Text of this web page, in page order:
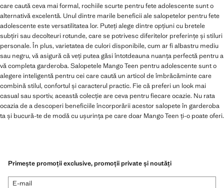
care caută ceva mai formal, rochiile scurte pentru fete adolescente sunt o
alternativă excelentă. Unul dintre marile beneficii ale salopetelor pentru fete
adolescente este versatilitatea lor. Puteți alege dintre opțiuni cu bretele
subțiri sau decolteuri rotunde, care se potrivesc diferitelor preferințe și stiluri
personale. În plus, varietatea de culori disponibile, cum ar fi albastru mediu
sau negru, vă asigură că veți putea găsi întotdeauna nuanța perfectă pentru a
vă completa garderoba. Salopetele Mango Teen pentru adolescente sunt o
alegere inteligentă pentru cei care caută un articol de îmbrăcăminte care
combină stilul, confortul și caracterul practic. Fie că preferi un look mai
casual sau sportiv, această colecție are ceva pentru fiecare ocazie. Nu rata
ocazia de a descoperi beneficiile încorporării acestor salopete în garderoba
ta și bucură-te de modă cu ușurința pe care doar Mango Teen ți-o poate oferi.
Primește promoții exclusive, promoții private și noutăți
E-mail